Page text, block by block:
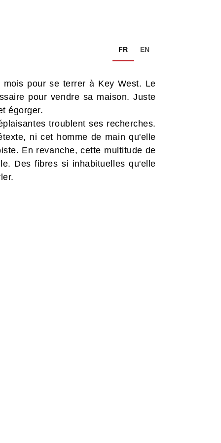
FR EN
pour se terrer à Key West. Le
pour vendre sa maison. Juste
égorger.
troublent ses recherches.
ni cet homme de main qu'elle
En revanche, cette multitude de
Des fibres si inhabituelles qu'elle